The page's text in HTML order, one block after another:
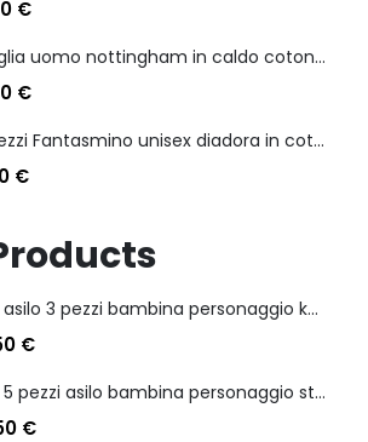
€
Maglia uomo nottingham in caldo cotone scollo a v manica lunga
€
3 pezzi Fantasmino unisex diadora in cotone mercerizzato tg dalla 35 alla 46
€
Set asilo 3 pezzi bambina personaggio kuromi
€
Set 5 pezzi asilo bambina personaggio stitch angel
€